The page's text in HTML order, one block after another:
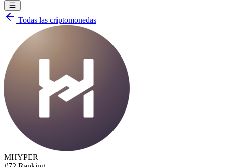
Todas las criptomonedas
MHYPER